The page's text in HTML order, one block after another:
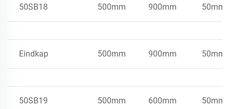
50SB18 500mm 900mm 50mm
Eindkap 500mm 900mm 50mm
50SB19 500mm 600mm 50mm